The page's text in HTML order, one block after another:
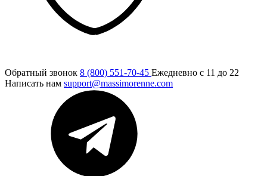
Обратный звонок 8 (800) 551-70-45 Ежедневно с 11 до 22
Написать нам support@massimorenne.com